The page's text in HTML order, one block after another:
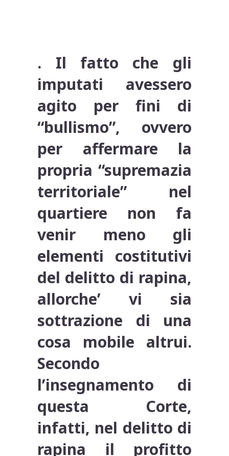
. Il fatto che gli
imputati avessero
agito per fini di
“bullismo”, ovvero
per affermare la
propria “supremazia
territoriale” nel
quartiere non fa
venir meno gli
elementi costitutivi
del delitto di rapina,
allorche’ vi sia
sottrazione di una
cosa mobile altrui.
Secondo
l’insegnamento di
questa Corte,
infatti, nel delitto di
rapina il profitto